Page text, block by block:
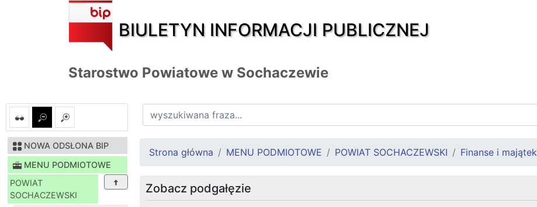
BIULETYN INFORMACJI PUBLICZNEJ
Starostwo Powiatowe w Sochaczewie
NOWA ODSŁONA BIP
MENU PODMIOTOWE
POWIAT
SOCHACZEWSKI
Strona główna MENU PODMIOTOWE POWIAT SOCHACZEWSKI Finanse i majątek
Zobacz podgałęzie